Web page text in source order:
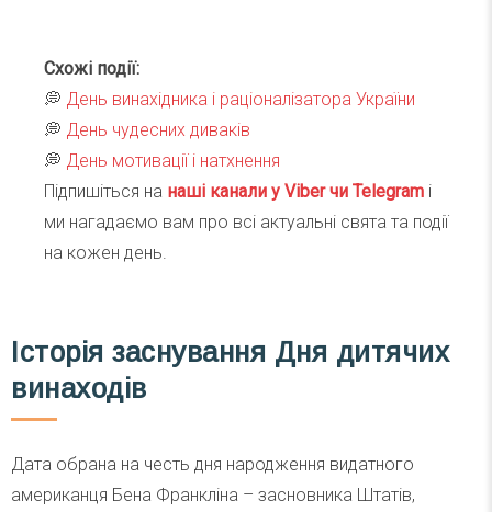
Схожі події:
💭 День винахідника і раціоналізатора України
💭 День чудесних диваків
💭 День мотивації і натхнення
Підпишіться на наші канали у Viber чи Telegram і
ми нагадаємо вам про всі актуальні свята та події
на кожен день.
Історія заснування Дня дитячих
винаходів
Дата обрана на честь дня народження видатного
американця Бена Франкліна – засновника Штатів,